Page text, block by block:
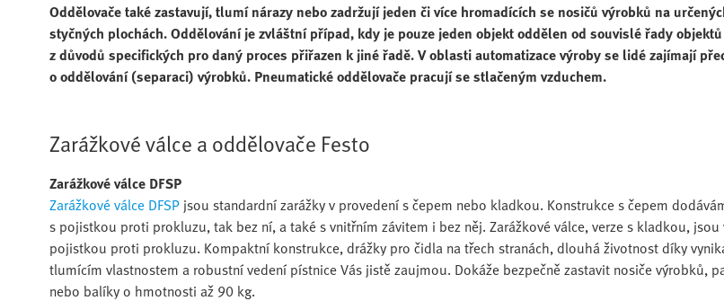
Oddělovače také zastavují, tlumí nárazy nebo zadržují jeden či více hromadících se nosičů výrobků na
styčných plochách. Oddělování je zvláštní případ, kdy je pouze jeden objekt oddělen od souvislé řady
z důvodů specifických pro daný proces přiřazen k jiné řadě. V oblasti automatizace výroby se lidé zajímají
o oddělování (separaci) výrobků. Pneumatické oddělovače pracují se stlačeným vzduchem.
Zarážkové válce a oddělovače Festo
Zarážkové válce DFSP
Zarážkové válce DFSP jsou standardní zarážky v provedení s čepem nebo kladkou. Konstrukce s čepem
s pojistkou proti prokluzu, tak bez ní, a také s vnitřním závitem i bez něj. Zarážkové válce, verze s kladkou, jsou
pojistkou proti prokluzu. Kompaktní konstrukce, drážky pro čidla na třech stranách, dlouhá životnost díky
tlumícím vlastnostem a robustní vedení pístnice Vás jistě zaujmou. Dokáže bezpečně zastavit nosiče výrobků,
nebo balíky o hmotnosti až 90 kg.